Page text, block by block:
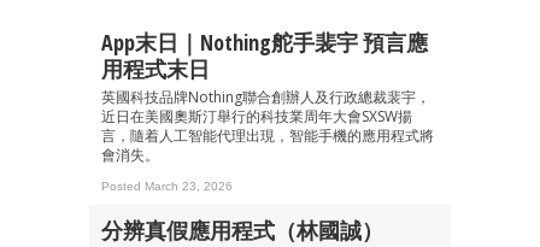
App末日｜Nothing舵手裴宇 預言應
用程式末日
英國科技品牌Nothing聯合創辦人及行政總裁裴宇，
近日在美國奧斯汀舉行的科技業周年大會SXSW揚
言，隨着人工智能代理出現，智能手機的應用程式將
會消失。
Posted March 23, 2026
分辨真假應用程式（林國誠）